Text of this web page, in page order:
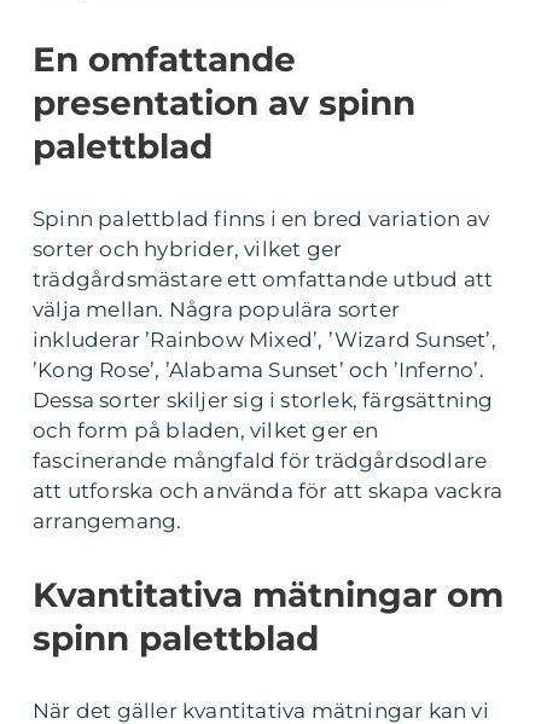
En omfattande
presentation av spinn
palettblad
Spinn palettblad finns i en bred variation av
sorter och hybrider, vilket ger
trädgårdsmästare ett omfattande utbud att
välja mellan. Några populära sorter
inkluderar ’Rainbow Mixed’, ’Wizard Sunset’,
’Kong Rose’, ’Alabama Sunset’ och ’Inferno’.
Dessa sorter skiljer sig i storlek, färgsättning
och form på bladen, vilket ger en
fascinerande mångfald för trädgårdsodlare
att utforska och använda för att skapa vackra
arrangemang.
Kvantitativa mätningar om
spinn palettblad
När det gäller kvantitativa mätningar kan vi